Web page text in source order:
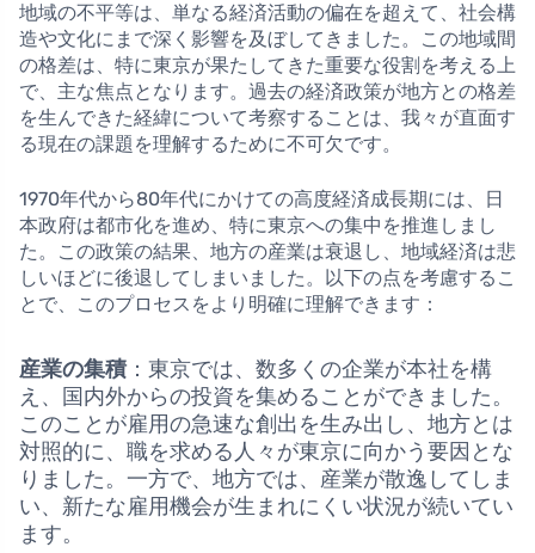
地域の不平等は、単なる経済活動の偏在を超えて、社会構
造や文化にまで深く影響を及ぼしてきました。この地域間
の格差は、特に東京が果たしてきた重要な役割を考える上
で、主な焦点となります。過去の経済政策が地方との格差
を生んできた経緯について考察することは、我々が直面す
る現在の課題を理解するために不可欠です。
1970年代から80年代にかけての高度経済成長期には、日
本政府は都市化を進め、特に東京への集中を推進しまし
た。この政策の結果、地方の産業は衰退し、地域経済は悲
しいほどに後退してしまいました。以下の点を考慮するこ
とで、このプロセスをより明確に理解できます：
産業の集積：東京では、数多くの企業が本社を構
え、国内外からの投資を集めることができました。
このことが雇用の急速な創出を生み出し、地方とは
対照的に、職を求める人々が東京に向かう要因とな
りました。一方で、地方では、産業が散逸してしま
い、新たな雇用機会が生まれにくい状況が続いてい
ます。